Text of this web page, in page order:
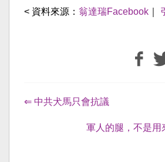
< 資料來源： 翁達瑞Facebook
⇐ 中共犬馬只會抗議
軍人的腿，不是